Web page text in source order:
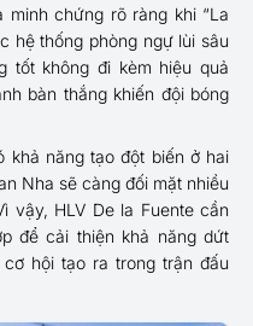
chứng rõ ràng khi “La
hệ thống phòng ngự lùi sâu
tốt không đi kèm hiệu quả
bàn thắng khiến đội bóng
khả năng tạo đột biến ở hai
Nha sẽ càng đối mặt nhiều
vậy, HLV De la Fuente cần
để cải thiện khả năng dứt
hội tạo ra trong trận đấu